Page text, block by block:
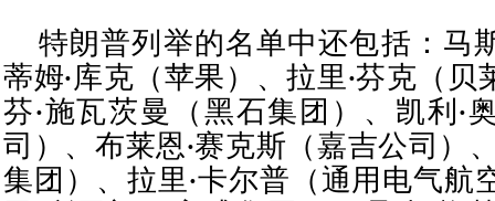
特朗普列举的名单中还包括：马
蒂姆·库克（苹果）、拉里·芬克（贝
芬·施瓦茨曼（黑石集团）、凯利·
司）、布莱恩·赛克斯（嘉吉公司）
集团）、拉里·卡尔普（通用电气航